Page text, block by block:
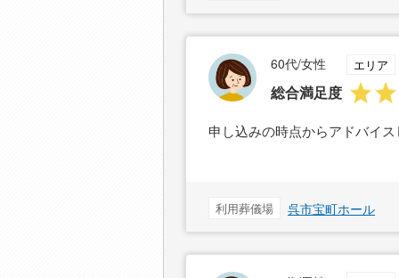
60代/女性 エリア
総合満足度
申し込みの時点からアドバイ
利用葬儀場 呉市宝町ホール